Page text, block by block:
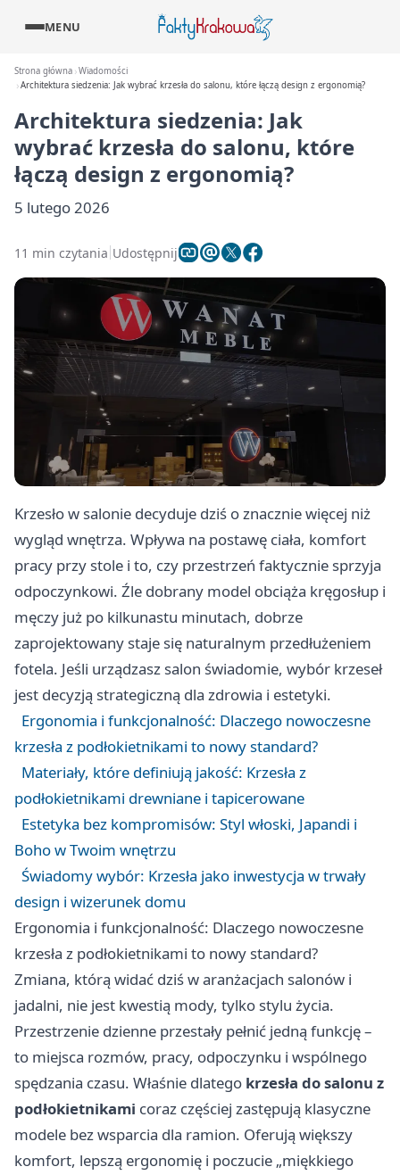
MENU
Strona główna Wiadomości
Architektura siedzenia: Jak wybrać krzesła do salonu, które łączą design z ergonomią?
Architektura siedzenia: Jak
wybrać krzesła do salonu, które
łączą design z ergonomią?
5 lutego 2026
11 min czytania Udostępnij
Krzesło w salonie decyduje dziś o znacznie więcej niż
wygląd wnętrza. Wpływa na postawę ciała, komfort
pracy przy stole i to, czy przestrzeń faktycznie sprzyja
odpoczynkowi. Źle dobrany model obciąża kręgosłup i
męczy już po kilkunastu minutach, dobrze
zaprojektowany staje się naturalnym przedłużeniem
fotela. Jeśli urządzasz salon świadomie, wybór krzeseł
jest decyzją strategiczną dla zdrowia i estetyki.
Ergonomia i funkcjonalność: Dlaczego nowoczesne
krzesła z podłokietnikami to nowy standard?
Materiały, które definiują jakość: Krzesła z
podłokietnikami drewniane i tapicerowane
Estetyka bez kompromisów: Styl włoski, Japandi i
Boho w Twoim wnętrzu
Świadomy wybór: Krzesła jako inwestycja w trwały
design i wizerunek domu
Ergonomia i funkcjonalność: Dlaczego nowoczesne
krzesła z podłokietnikami to nowy standard?
Zmiana, którą widać dziś w aranżacjach salonów i
jadalni, nie jest kwestią mody, tylko stylu życia.
Przestrzenie dzienne przestały pełnić jedną funkcję –
to miejsca rozmów, pracy, odpoczynku i wspólnego
spędzania czasu. Właśnie dlatego krzesła do salonu z
podłokietnikami coraz częściej zastępują klasyczne
modele bez wsparcia dla ramion. Oferują większy
komfort, lepszą ergonomię i poczucie „miękkiego